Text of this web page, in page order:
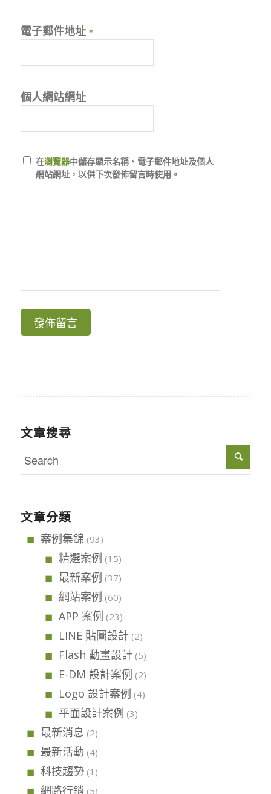
電子郵件地址 *
個人網站網址
在瀏覽器中儲存顯示名稱、電子郵件地址及個人
網站網址，以供下次發佈留言時使用。
文章搜尋
文章分類
案例集錦 (93)
精選案例 (15)
最新案例 (37)
網站案例 (60)
APP 案例 (23)
LINE 貼圖設計(2)
Flash 動畫設計(5)
E-DM 設計案例 (2)
Logo 設計案例 (4)
平面設計案例 (3)
最新消息 (2)
最新活動 (4)
科技趨勢(1)
網路行銷 (5)